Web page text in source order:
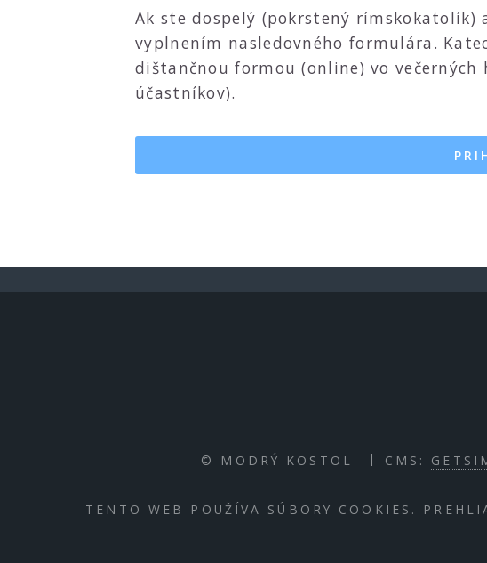
Ak ste dospelý (pokrstený
vyplnením nasledovného formulára.
dištančnou formou (online) vo
účastníkov).
© MODRÝ KOSTOL CMS:
TENTO WEB POUŽÍVA SÚBORY COOKIES.